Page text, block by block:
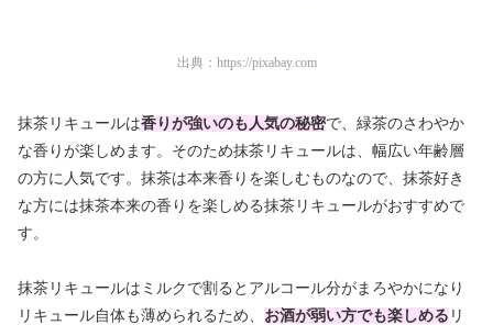
出典： https://pixabay.com
抹茶リキュールは香りが強いのも人気の秘密で、緑茶のさわやか
な香りが楽しめます。そのため抹茶リキュールは、幅広い年齢層
の方に人気です。抹茶は本来香りを楽しむものなので、抹茶好き
な方には抹茶本来の香りを楽しめる抹茶リキュールがおすすめで
す。
抹茶リキュールはミルクで割るとアルコール分がまろやかになり
リキュール自体も薄められるため、 お酒が弱い方でも楽しめる リ